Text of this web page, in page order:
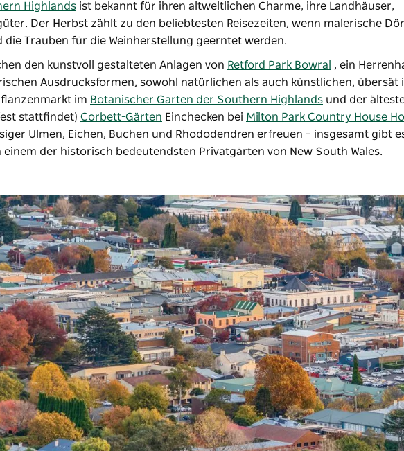
Highlands ist bekannt für ihren altweltlichen Charme, ihre Landhäuser,
Der Herbst zählt zu den beliebtesten Reisezeiten, wenn malerische
Trauben für die Weinherstellung geerntet werden.
den kunstvoll gestalteten Anlagen von Retford Park Bowral
, ein
Ausdrucksformen, sowohl natürlichen als auch künstlichen, übersät
im Botanischer Garten der Southern Highlands und der
stattfindet) Corbett-Gärten Einchecken bei Milton Park Country House
Ulmen, Eichen, Buchen und Rhododendren erfreuen – insgesamt gibt
einem der historisch bedeutendsten Privatgärten von New South Wales.